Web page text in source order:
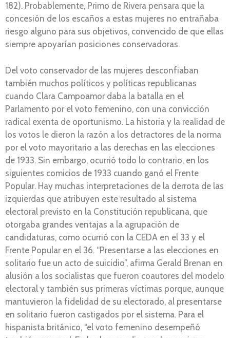
182). Probablemente, Primo de Rivera pensara que la
concesión de los escaños a estas mujeres no entrañaba
riesgo alguno para sus objetivos, convencido de que ellas
siempre apoyarían posiciones conservadoras.
Del voto conservador de las mujeres desconfiaban
también muchos políticos y políticas republicanas
cuando Clara Campoamor daba la batalla en el
Parlamento por el voto femenino, con una convicción
radical exenta de oportunismo. La historia y la realidad de
los votos le dieron la razón a los detractores de la norma
por el voto mayoritario a las derechas en las elecciones
de 1933. Sin embargo, ocurrió todo lo contrario, en los
siguientes comicios de 1933 cuando ganó el Frente
Popular. Hay muchas interpretaciones de la derrota de las
izquierdas que atribuyen este resultado al sistema
electoral previsto en la Constitución republicana, que
otorgaba grandes ventajas a la agrupación de
candidaturas, como ocurrió con la CEDA en el 33 y el
Frente Popular en el 36. “Presentarse a las elecciones en
solitario fue un acto de suicidio”, afirma Gerald Brenan en
alusión a los socialistas que fueron coautores del modelo
electoral y también sus primeras víctimas porque, aunque
mantuvieron la fidelidad de su electorado, al presentarse
en solitario fueron castigados por el sistema. Para el
hispanista británico, “el voto femenino desempeñó